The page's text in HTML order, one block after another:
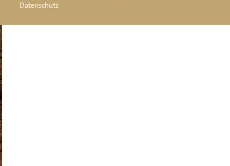
Datenschutz